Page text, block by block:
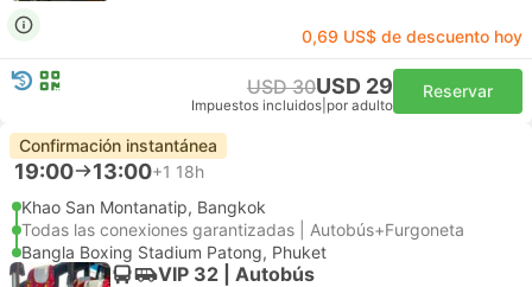
0,69 US$ de descuento hoy
USD 30USD 29
Impuestos incluidos por adulto
Reservar
Confirmación instantánea
19:00 13:00+1 18h
Khao San Montanatip, Bangkok
Todas las conexiones garantizadas | Autobús+Furgoneta
Bangla Boxing Stadium Patong, Phuket
VIP 32 | Autobús